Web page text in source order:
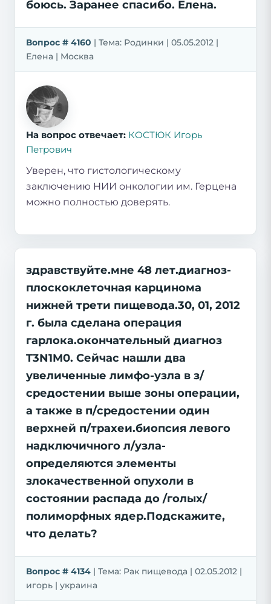
боюсь. Заранее спасибо. Елена.
Вопрос # 4160 | Тема: Родинки | 05.05.2012 |
Елена | Москва
На вопрос отвечает: КОСТЮК Игорь
Петрович
Уверен, что гистологическому
заключению НИИ онкологии им. Герцена
можно полностью доверять.
здравствуйте.мне 48 лет.диагноз-
плоскоклеточная карцинома
нижней трети пищевода.30, 01, 2012
г. была сделана операция
гарлока.окончательный диагноз
T3N1M0. Сейчас нашли два
увеличенные лимфо-узла в з/
средостении выше зоны операции,
а также в п/средостении один
верхней п/трахеи.биопсия левого
надключичного л/узла-
определяются элементы
злокачественной опухоли в
состоянии распада до /голых/
полиморфных ядер.Подскажите,
что делать?
Вопрос # 4134 | Тема: Рак пищевода | 02.05.2012 |
игорь | украина